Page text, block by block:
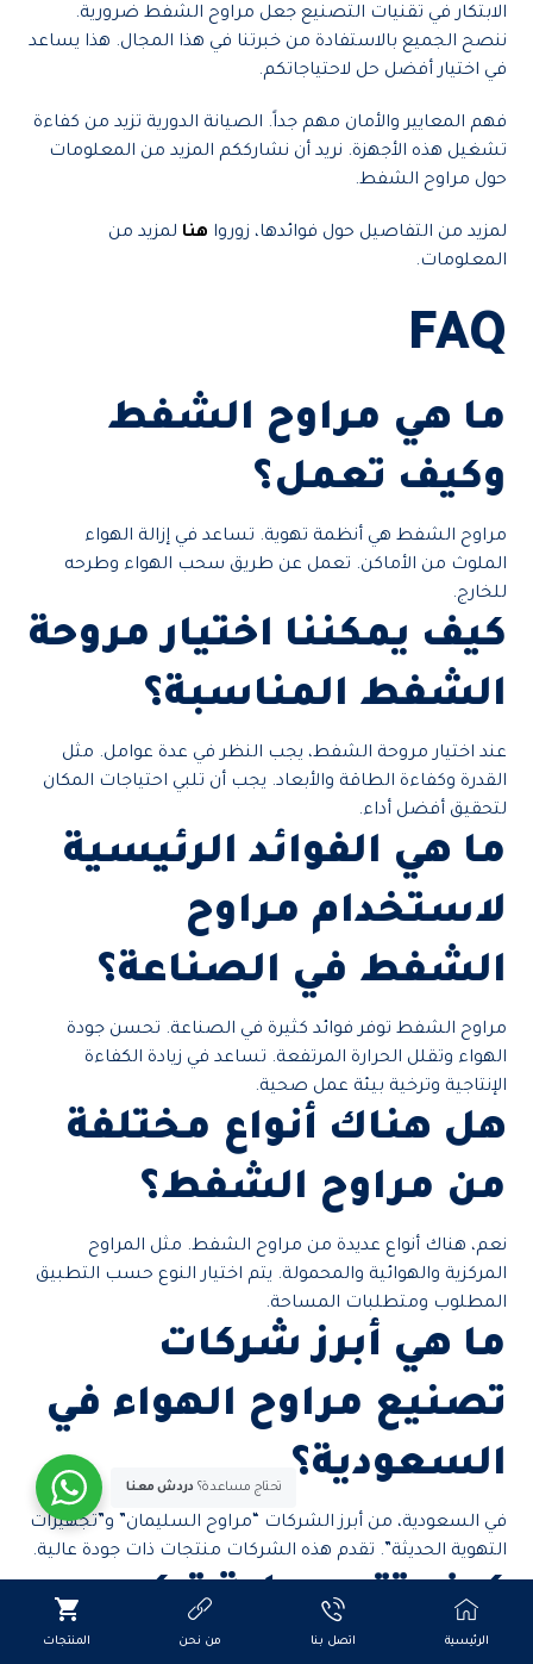
الابتكار في تقنيات التصنيع جعل مراوح الشفط ضرورية.
ننصح الجميع بالاستفادة من خبرتنا في هذا المجال. هذا يساعد
في اختيار أفضل حل لاحتياجاتكم.
فهم المعايير والأمان مهم جداً. الصيانة الدورية تزيد من كفاءة
تشغيل هذه الأجهزة. نريد أن نشارككم المزيد من المعلومات
حول مراوح الشفط.
لمزيد من التفاصيل حول فوائدها، زوروا هنا لمزيد من
المعلومات.
FAQ
ما هي مراوح الشفط
وكيف تعمل؟
مراوح الشفط هي أنظمة تهوية. تساعد في إزالة الهواء
الملوث من الأماكن. تعمل عن طريق سحب الهواء وطرحه
للخارج.
كيف يمكننا اختيار مروحة
الشفط المناسبة؟
عند اختيار مروحة الشفط، يجب النظر في عدة عوامل. مثل
القدرة وكفاءة الطاقة والأبعاد. يجب أن تلبي احتياجات المكان
لتحقيق أفضل أداء.
ما هي الفوائد الرئيسية
لاستخدام مراوح
الشفط في الصناعة؟
مراوح الشفط توفر فوائد كثيرة في الصناعة. تحسن جودة
الهواء وتقلل الحرارة المرتفعة. تساعد في زيادة الكفاءة
الإنتاجية وترخية بيئة عمل صحية.
هل هناك أنواع مختلفة
من مراوح الشفط؟
نعم، هناك أنواع عديدة من مراوح الشفط. مثل المراوح
المركزية والهوائية والمحمولة. يتم اختيار النوع حسب التطبيق
المطلوب ومتطلبات المساحة.
ما هي أبرز شركات
تصنيع مراوح الهواء في
السعودية؟
في السعودية، من أبرز الشركات “مراوح السليمان” و”تجهيزات
التهوية الحديثة”. تقدم هذه الشركات منتجات ذات جودة عالية.
كيف تتم عملية تركيب
الرئيسية اتصل بنا من نحن المنتجات
تحتاج مساعدة؟ دردش معنا